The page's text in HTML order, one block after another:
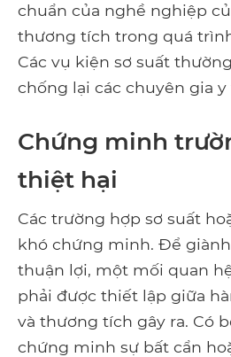
chuẩn của nghề nghiệp
thương tích trong quá
Các vụ kiện sơ suất
chống lại các chuyên gia y
Chứng minh
thiệt hại
Các trường hợp sơ suất
khó chứng minh. Để
thuận lợi, một mối quan
phải được thiết lập giữa
và thương tích gây ra. Có
chứng minh sự bất cẩn